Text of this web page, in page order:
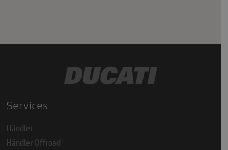
Services
Händler
Händler Offroad